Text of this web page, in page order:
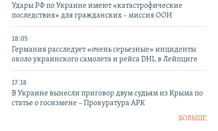
Удары РФ по Украине имеют «катастрофические
последствия» для гражданских – миссия ООН
18:05
Германия расследует «очень серьезные» инциденты
около украинского самолета и рейса DHL в Лейпциге
17:18
В Украине вынесли приговор двум судьям из Крыма по
статье о госизмене – Прокуратура АРК
БОЛЬШЕ